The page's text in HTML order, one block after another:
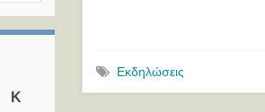
Εκδηλώσεις
Κ